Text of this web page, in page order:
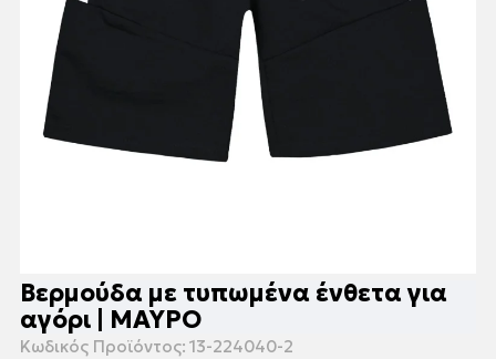
Βερμούδα με τυπωμένα ένθετα για
αγόρι | ΜΑΥΡΟ
Κωδικός Προϊόντος: 13-224040-2